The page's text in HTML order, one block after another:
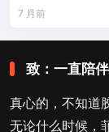
7 月前
致：一直陪
真心的，不知道
无论什么时候，